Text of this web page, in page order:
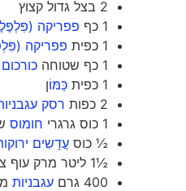
2 בצל גדול קצוץ
1 כף
פפריקה
1 כפית
פפריקה
1 כף שטוחה
כורכום
1 כפית
כַּמּוֹן
2 כפות
רסק
1 כוס גרגרי
חומוס
½ כוסעֲדָשִים
½1 ליטר מרק עוף צח או מים רותחים
400 גרם
עגבניות